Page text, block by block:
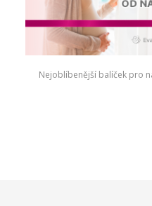
Nejoblíbenější balíček pro